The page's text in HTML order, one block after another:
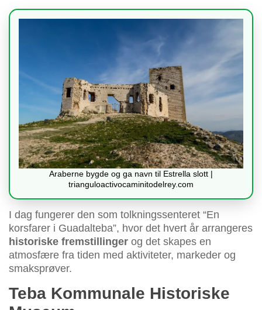
Araberne bygde og ga navn til Estrella slott |
trianguloactivocaminitodelrey.com
I dag fungerer den som tolkningssenteret “En
korsfarer i Guadalteba”, hvor det hvert år arrangeres
historiske fremstillinger og det skapes en
atmosfære fra tiden med aktiviteter, markeder og
smaksprøver.
Teba Kommunale Historiske